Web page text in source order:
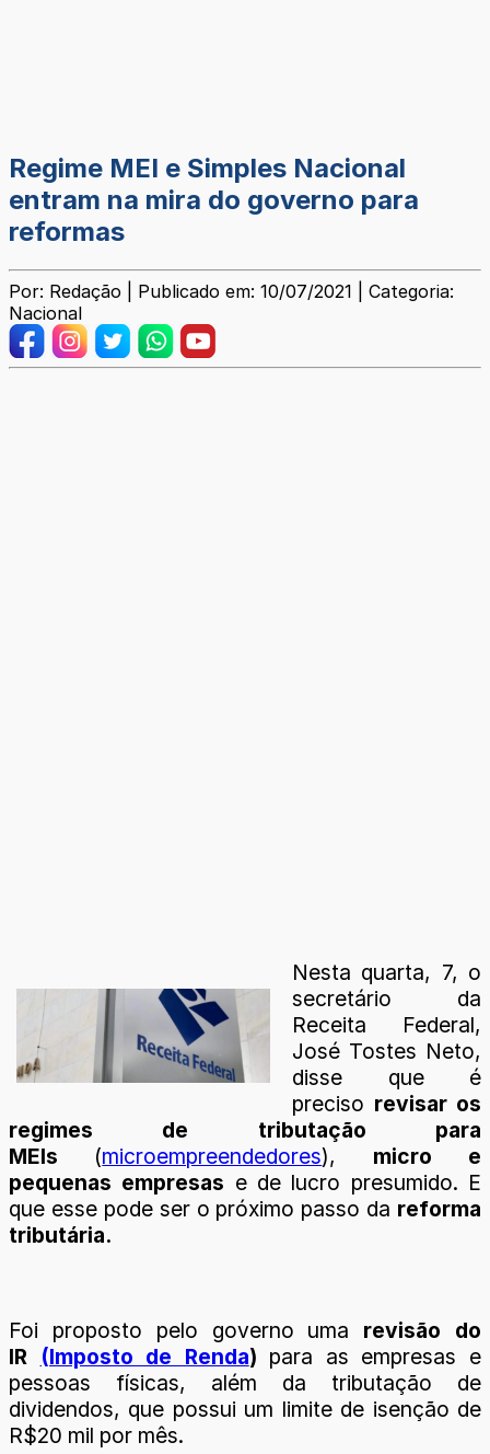
Regime MEI e Simples Nacional
entram na mira do governo para
reformas
Por: Redação | Publicado em: 10/07/2021 | Categoria:
Nacional
Nesta quarta, 7, o
secretário da
Receita Federal,
José Tostes Neto,
disse que é
preciso revisar os
regimes de tributação para
MEIs (microempreendedores), micro e
pequenas empresas e de lucro presumido. E
que esse pode ser o próximo passo da reforma
tributária.
Foi proposto pelo governo uma revisão do
IR (Imposto de Renda) para as empresas e
pessoas físicas, além da tributação de
dividendos, que possui um limite de isenção de
R$20 mil por mês.